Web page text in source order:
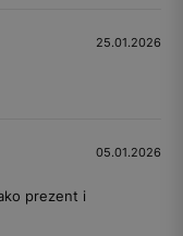
25.01.2026
05.01.2026
prezent i